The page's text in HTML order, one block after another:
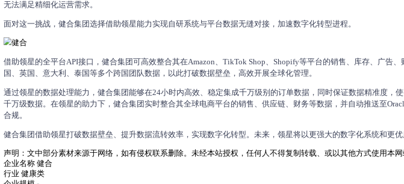
“让人们更健康更快乐！”
公司介绍
H&H（健合）集团成立于1999 年，在2010年12月17日于香港交易所主板上市（股票代码
令人向往的品牌，成为全球高端营养及健康产业领导者。
H&H（健合）集团旗下核心业务分别为：婴幼儿营养及护理用品业务单元(BNC)和成人营养
旗下品牌包括：专注母婴营养与健康的全球领先品牌Biostime合生元；源自海外的自然健康
理用品品牌dodie杜迪；法国健康有机儿童食品品牌GOOD GOÛT，高端益生菌护肤品品牌
有运营中心。